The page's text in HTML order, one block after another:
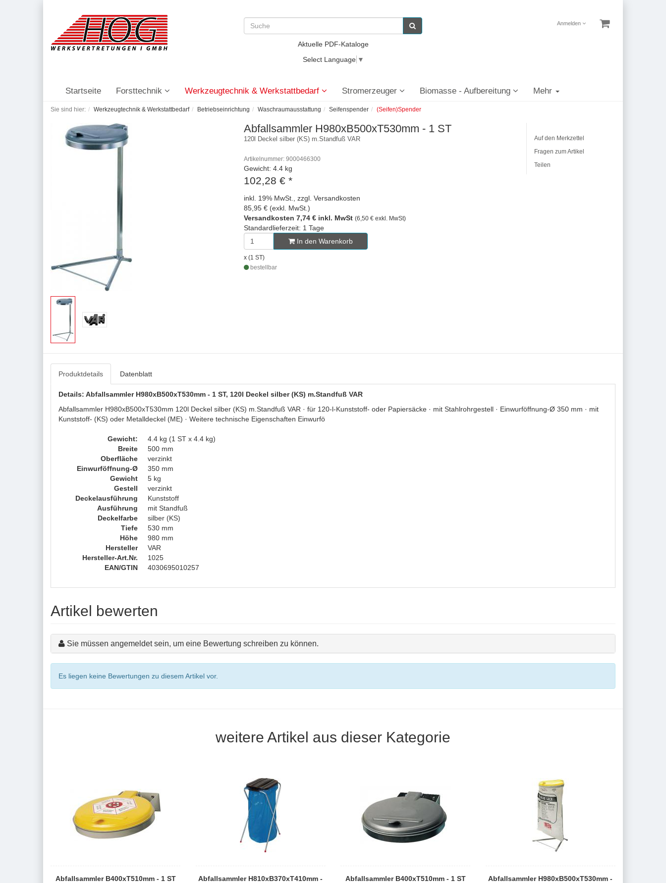
Anmelden
Aktuelle PDF-Kataloge
Select Language ▼
Startseite Forsttechnik Werkzeugtechnik & Werkstattbedarf Stromerzeuger Biomasse - Aufbereitung Mehr
Sie sind hier: Werkzeugtechnik & Werkstattbedarf Betriebseinrichtung Waschraumausstattung Seifenspender (Seifen)Spender
Abfallsammler H980xB500xT530mm - 1 ST
120l Deckel silber (KS) m.Standfuß VAR
Artikelnummer: 9000466300
Gewicht: 4.4 kg
102,28 € *
inkl. 19% MwSt., zzgl. Versandkosten
85,95 € (exkl. MwSt.)
Versandkosten 7,74 € inkl. MwSt (6,50 € exkl. MwSt)
Standardlieferzeit: 1 Tage
In den Warenkorb
x (1 ST)
bestellbar
Auf den Merkzettel
Fragen zum Artikel
Teilen
Produktdetails Datenblatt
Details: Abfallsammler H980xB500xT530mm - 1 ST, 120l Deckel silber (KS) m.Standfuß VAR
Abfallsammler H980xB500xT530mm 120l Deckel silber (KS) m.Standfuß VAR · für 120-l-Kunststoff- oder Papiersäcke · mit Stahlrohrgestell · Einwurföffnung-Ø 350 mm · mit
Kunststoff- (KS) oder Metalldeckel (ME) · Weitere technische Eigenschaften Einwurfö
Gewicht:
4.4 kg (1 ST x 4.4 kg)
Breite
500 mm
Oberfläche
verzinkt
Einwurföffnung-Ø
350 mm
Gewicht
5 kg
Gestell
verzinkt
Deckelausführung
Kunststoff
Ausführung
mit Standfuß
Deckelfarbe
silber (KS)
Tiefe
530 mm
Höhe
980 mm
Hersteller
VAR
Hersteller-Art.Nr.
1025
EAN/GTIN
4030695010257
Artikel bewerten
Sie müssen angemeldet sein, um eine Bewertung schreiben zu können.
Es liegen keine Bewertungen zu diesem Artikel vor.
weitere Artikel aus dieser Kategorie
Abfallsammler B400xT510mm - 1 ST
Abfallsammler H810xB370xT410mm -
Abfallsammler B400xT510mm - 1 ST
Abfallsammler H980xB500xT530mm -